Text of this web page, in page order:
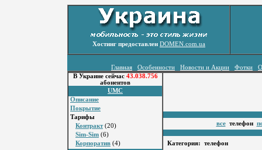
Хостинг предоставлен DOMEN.com.ua
Главная Особенности Новости и Акции Фотки
В Украине сейчас 43.038.756
абонентов
UMC
Описание
Покрытие
Тарифы
Контракт(20)
Sim-Sim (6)
Корпоратив (4)
всетелефон
Категория: телефон